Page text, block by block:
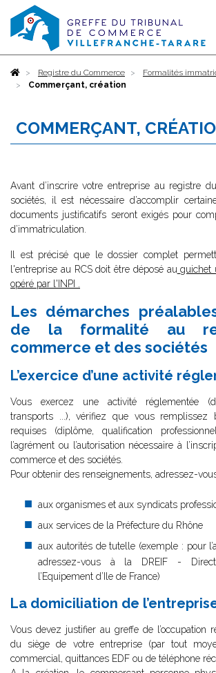
AccueilRegistre du Commerce
Formalités
Commerçant, création
COMMERÇANT,
Avant d’inscrire votre entreprise au registre
sociétés, il est nécessaire d’accomplir
documents justificatifs seront exigés pour
d’immatriculation.
Il est précisé que le dossier complet
l'entreprise au RCS doit être déposé au guichet
opéré par l'INPI
Les démarches
de la formalité au
commerce et des sociétés
L’exercice d’une activité
Vous exercez une activité réglementée
transports ...), vérifiez que vous remplissez
requises (diplôme, qualification
l’agrément ou l’autorisation nécessaire à
commerce et des sociétés.
Pour obtenir des renseignements, adressez-
aux organismes et aux syndicats
aux services de la Préfecture du Rhône
aux autorités de tutelle (exemple : pour
adressez-vous à la DREIF -
l’Equipement d’Ile de France)
La domiciliation de
Vous devez justifier au greffe de l’occupation
du siège de votre entreprise (par tout
commercial, quittances EDF ou de téléphone